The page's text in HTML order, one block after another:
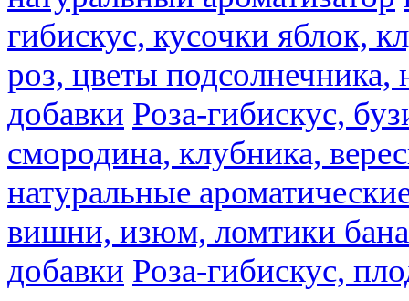
гибискус, кусочки яблок,
роз, цветы подсолнечника,
добавки Роза-гибискус,
смородина, клубника,
натуральные
вишни, изюм, ломтики
добавки Роза-гибискус,